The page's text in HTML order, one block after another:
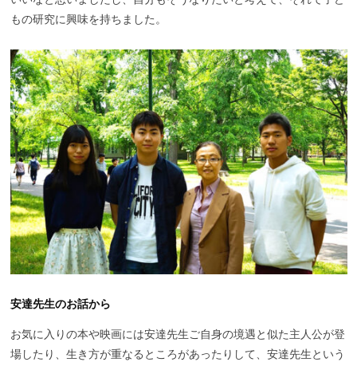
もの研究に興味を持ちました。
安達先生のお話から
お気に入りの本や映画には安達先生ご自身の境遇と似た主人公が登
場したり、生き方が重なるところがあったりして、安達先生という